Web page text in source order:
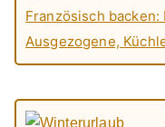
Französisch
Ausgezogene,